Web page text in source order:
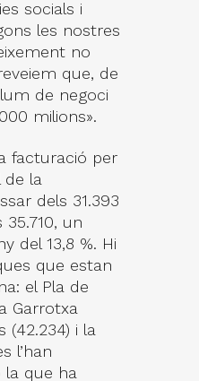
socials i
les nostres
no
que, de
de negoci
milions».
facturació per
de la
dels 31.393
un
del 13,8 %. Hi
que estan
el Pla de
Garrotxa
(42.234) i la
l’han
que ha